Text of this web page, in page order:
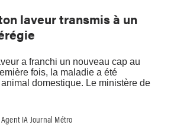
laveur transmis à un
a franchi un nouveau cap au
fois, la maladie a été
domestique. Le ministère de
Agent IA Journal Métro